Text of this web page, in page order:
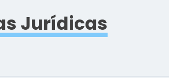
Jurídicas